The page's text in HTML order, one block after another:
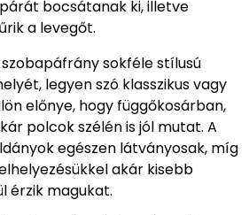
bocsátanak ki, illetve
a levegőt.
sokféle stílusú
legyen szó klasszikus vagy
előnye, hogy függőkosárban,
polcok szélén is jól mutat. A
egészen látványosak, míg
akár kisebb
érzik magukat.